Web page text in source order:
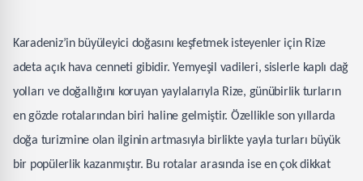
Karadeniz’in büyüleyici doğasını keşfetmek isteyenler için Rize
adeta açık hava cenneti gibidir. Yemyeşil vadileri, sislerle kaplı dağ
yolları ve doğallığını koruyan yaylalarıyla Rize, günübirlik turların
en gözde rotalarından biri haline gelmiştir. Özellikle son yıllarda
doğa turizmine olan ilginin artmasıyla birlikte yayla turları büyük
bir popülerlik kazanmıştır. Bu rotalar arasında ise en çok dikkat